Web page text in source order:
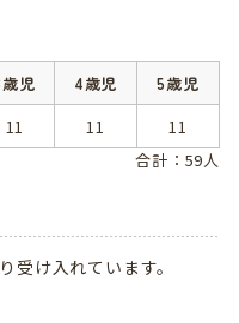
児 4歳児
5歳児
11 11
11
合計：59人
受け入れています。